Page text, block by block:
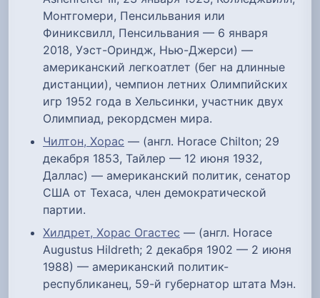
Монтгомери, Пенсильвания или
Финиксвилл, Пенсильвания — 6 января
2018, Уэст-Ориндж, Нью-Джерси) —
американский легкоатлет (бег на длинные
дистанции), чемпион летних Олимпийских
игр 1952 года в Хельсинки, участник двух
Олимпиад, рекордсмен мира.
Чилтон, Хорас — (англ. Horace Chilton; 29
декабря 1853, Тайлер — 12 июня 1932,
Даллас) — американский политик, сенатор
США от Техаса, член демократической
партии.
Хилдрет, Хорас Огастес — (англ. Horace
Augustus Hildreth; 2 декабря 1902 — 2 июня
1988) — американский политик-
республиканец, 59-й губернатор штата Мэн.